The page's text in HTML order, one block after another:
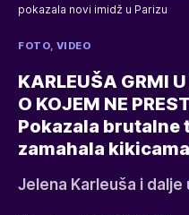
pokazala novi imidž u Parizu
FOTO, VIDEO
KARLEUŠA GRMI
O KOJEM NE
Pokazala brutalne
zamahala
Jelena Karleuša i dalje